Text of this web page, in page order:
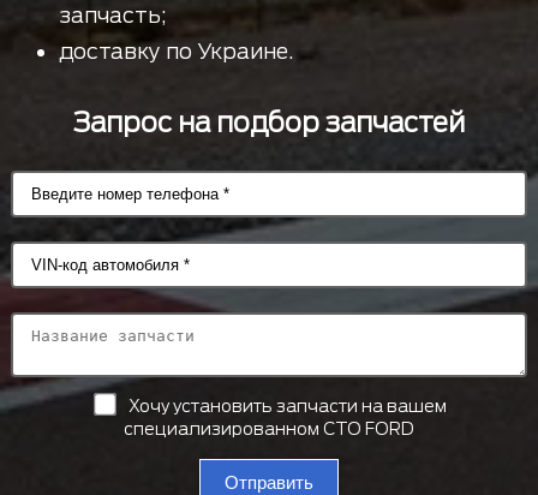
запчасть;
доставку по Украине.
Запрос на подбор запчастей
Хочу установить запчасти на вашем
специализированном СТО FORD
Отправить